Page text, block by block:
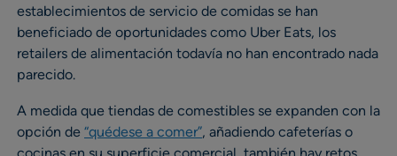
establecimientos de servicio de comidas se han
beneficiado de oportunidades como Uber Eats, los
retailers de alimentación todavía no han encontrado nada
parecido.
A medida que tiendas de comestibles se expanden con la
opción de “quédese a comer”, añadiendo cafeterías o